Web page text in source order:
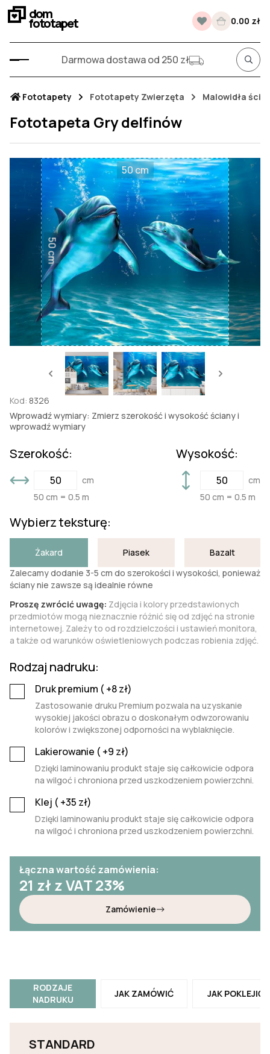
dom
fototapet 0.00 zł
Darmowa dostawa od 250 zł
Fototapety Fototapety Zwierzęta Malowidła
Fototapeta Gry delfinów
50 cm
50 cm
Kod: 8326
Wprowadź wymiary: Zmierz szerokość i wysokość ściany i
wprowadź wymiary
Szerokość:
cm
50 cm = 0.5 m
Wysokość:
cm
50 cm = 0.5 m
Wybierz teksturę:
Żakard Piasek
Bazalt
Zalecamy dodanie 3-5 cm do szerokości i wysokości, ponieważ
ściany nie zawsze są idealnie równe
Proszę zwrócić uwagę: Zdjęcia i kolory przedstawionych
przedmiotów mogą nieznacznie różnić się od zdjęć na stronie
internetowej. Zależy to od rozdzielczości i ustawień monitora,
a także od warunków oświetleniowych podczas robienia zdjęć.
Rodzaj nadruku:
Druk premium ( +8zł)
Zastosowanie druku Premium pozwala na uzyskanie
wysokiej jakości obrazu o doskonałym odwzorowaniu
kolorów i zwiększonej odporności na wyblaknięcie.
Lakierowanie ( +9 zł)
Dzięki laminowaniu produkt staje się całkowicie odpora
na wilgoć i chroniona przed uszkodzeniem powierzchni.
Klej ( +35 zł)
Dzięki laminowaniu produkt staje się całkowicie odpora
na wilgoć i chroniona przed uszkodzeniem powierzchni.
Łączna wartość zamówienia:
21 zł z VAT 23%
Zamówienie
RODZAJE
NADRUKU
JAK ZAMÓWIĆ JAK POKLEJIĆ
STANDARD